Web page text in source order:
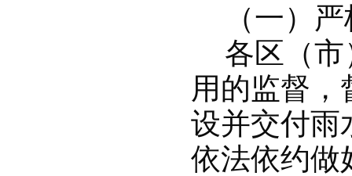
（一）
各区（
用的监督
设并交付雨
依法依约做